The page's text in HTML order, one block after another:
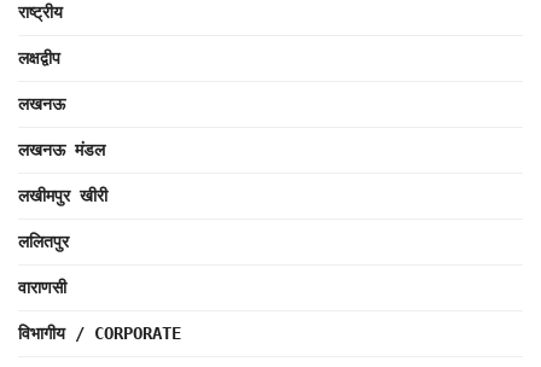
राष्ट्रीय
लक्षद्वीप
लखनऊ
लखनऊ मंडल
लखीमपुर खीरी
ललितपुर
वाराणसी
विभागीय / CORPORATE